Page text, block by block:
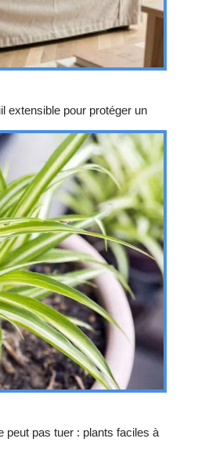
extensible pour protéger un
peut pas tuer : plants faciles à